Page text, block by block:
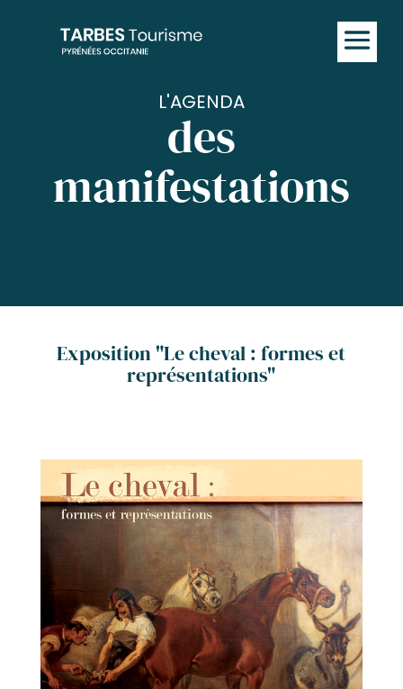
L'AGENDA
des
manifestations
Exposition "Le cheval : formes et
représentations"